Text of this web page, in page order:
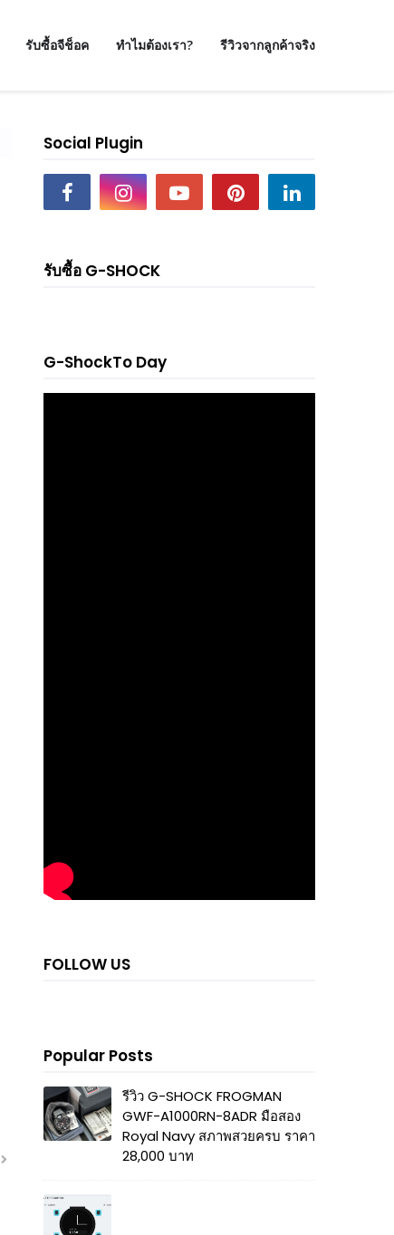
รับซื้อจีช็อค ทำไมต้องเรา? รีวิวจากลูกค้าจริง
Social Plugin
รับซื้อ G-SHOCK
G-ShockTo Day
FOLLOW US
Popular Posts
รีวิว G-SHOCK FROGMAN
GWF-A1000RN-8ADR มือสอง
Royal Navy สภาพสวยครบ ราคา
28,000 บาท